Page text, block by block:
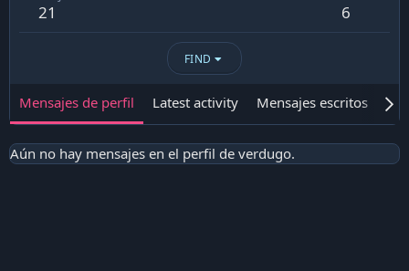
21 6
FIND
Mensajes de perfil Latest activity Mensajes escritos
Aún no hay mensajes en el perfil de verdugo.